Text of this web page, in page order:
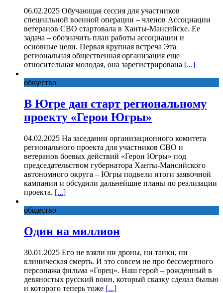
06.02.2025 Обучающая сессия для участников
специальной военной операции – членов Ассоциации
ветеранов СВО стартовала в Ханты-Мансийске. Ее
задача – обозначить план работы ассоциации и
основные цели. Первая крупная встреча Эта
региональная общественная организация еще
относительная молодая, она зарегистрирована [...]
общество
В Югре дан старт региональному
проекту «Герои Югры»
04.02.2025 На заседании организационного комитета
регионального проекта для участников СВО и
ветеранов боевых действий «Герои Югры» под
председательством губернатора Ханты-Мансийского
автономного округа – Югры подвели итоги заявочной
кампании и обсудили дальнейшие планы по реализации
проекта. [...]
общество
Один на миллион
30.01.2025 Его не взяли ни дроны, ни танки, ни
клиническая смерть. И это совсем не про бессмертного
персонажа фильма «Горец». Наш герой – рожденный в
девяностых русский воин, который сказку сделал былью
и которого теперь тоже [...]